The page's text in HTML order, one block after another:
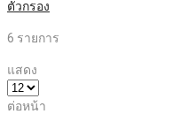
ตัวกรอง
6 รายการ
แสดง
ต่อหน้า